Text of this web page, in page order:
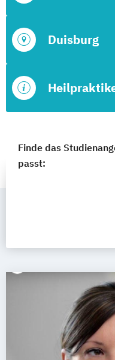
Duisburg
Finde das
passt: